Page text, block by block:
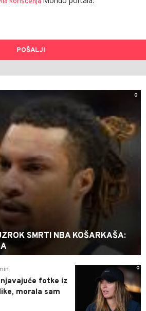
POŠALJI
0
SMRTI NBA KOŠARKAŠA:
0
fotke iz
morala sam